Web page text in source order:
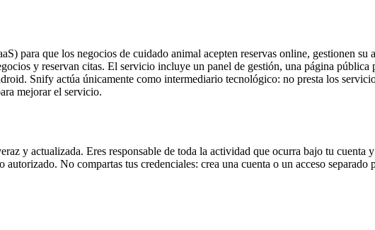
para que los negocios de cuidado animal acepten reservas online, gestionen
y reservan citas. El servicio incluye un panel de gestión, una página
Snify actúa únicamente como intermediario tecnológico: no presta los
mejorar el servicio.
y actualizada. Eres responsable de toda la actividad que ocurra bajo tu
No compartas tus credenciales: crea una cuenta o un acceso